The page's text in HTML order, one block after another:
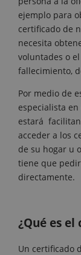
ejemplo para
certificado de
necesita
voluntades o
fallecimiento,
Por medio de
especialista
estará
acceder a los
de su hogar u
tiene que
directamente.
¿Qué es
Un certificado